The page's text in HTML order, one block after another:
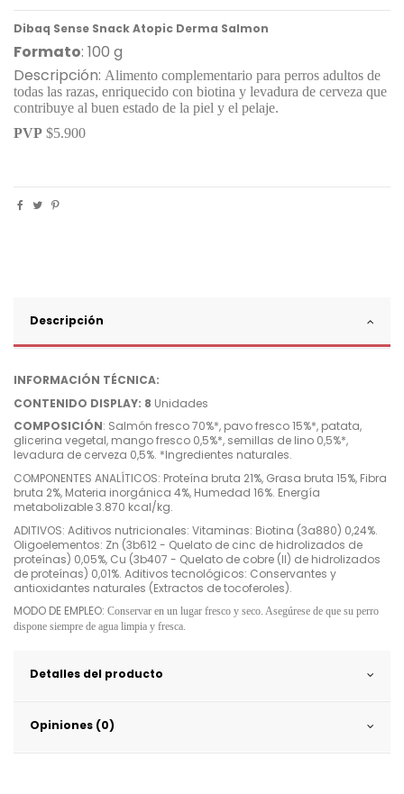
Dibaq Sense Snack Atopic Derma Salmon
Formato: 100 g
Descripción: Alimento complementario para perros adultos de
todas las razas, enriquecido con biotina y levadura de cerveza que
contribuye al buen estado de la piel y el pelaje.
PVP $5.900
Descripción
INFORMACIÓN TÉCNICA:
CONTENIDO DISPLAY: 8 Unidades
COMPOSICIÓN: Salmón fresco 70%*, pavo fresco 15%*, patata,
glicerina vegetal, mango fresco 0,5%*, semillas de lino 0,5%*,
levadura de cerveza 0,5%. *Ingredientes naturales.
COMPONENTES ANALÍTICOS: Proteína bruta 21%, Grasa bruta 15%, Fibra
bruta 2%, Materia inorgánica 4%, Humedad 16%. Energía
metabolizable 3.870 kcal/kg.
ADITIVOS: Aditivos nutricionales: Vitaminas: Biotina (3a880) 0,24%.
Oligoelementos: Zn (3b612 - Quelato de cinc de hidrolizados de
proteínas) 0,05%, Cu (3b407 - Quelato de cobre (II) de hidrolizados
de proteínas) 0,01%. Aditivos tecnológicos: Conservantes y
antioxidantes naturales (Extractos de tocoferoles).
MODO DE EMPLEO: Conservar en un lugar fresco y seco. Asegúrese de que su perro
dispone siempre de agua limpia y fresca.
Detalles del producto
Opiniones (0)